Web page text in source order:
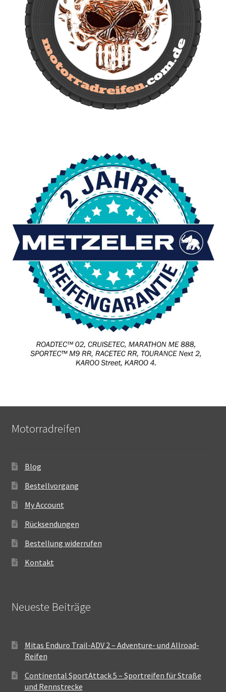
Motorradreifen
Blog
Bestellvorgang
My Account
Rücksendungen
Bestellung widerrufen
Kontakt
Neueste Beiträge
Mitas Enduro Trail-ADV 2 – Adventure- und Allroad-
Reifen
Continental SportAttack 5 – Sportreifen für Straße
und Rennstrecke